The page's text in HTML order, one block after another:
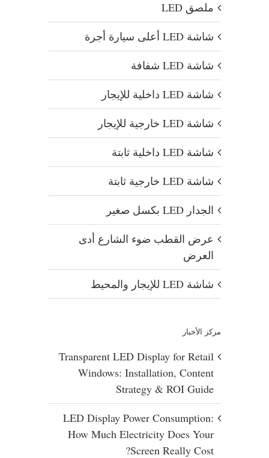
ملصق LED
شاشة LED أعلى سيارة أجرة
شاشة LED شفافة
شاشة LED داخلية للإيجار
شاشة LED خارجية للإيجار
شاشة LED داخلية ثابتة
شاشة LED خارجية ثابتة
الجدار LED بكسل صغير
عرض القطب ضوء الشارع أدى
العرض
شاشة LED للإيجار والمحيط
مركز الأخبار
Transparent LED Display for Retail
Windows: Installation, Content
Strategy & ROI Guide
LED Display Power Consumption:
How Much Electricity Does Your
Screen Really Cost?